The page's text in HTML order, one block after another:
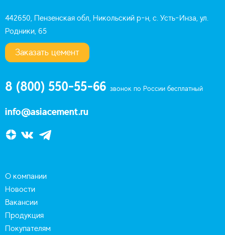
442650, Пензенская обл, Никольский р-н, с. Усть-Инза, ул.
Родники, 65
Заказать цемент
8 (800) 550-55-66 звонок по России бесплатный
info@asiacement.ru
О компании
Новости
Вакансии
Продукция
Покупателям